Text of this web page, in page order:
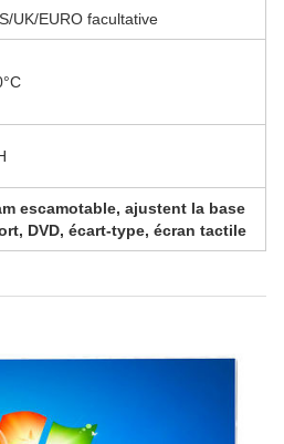
UK/EURO facultative
escamotable, ajustent la base
DVD, écart-type, écran tactile